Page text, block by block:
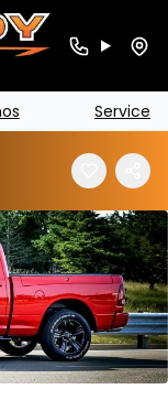
Service